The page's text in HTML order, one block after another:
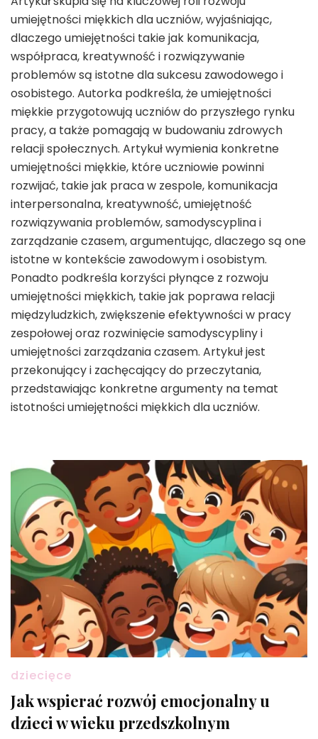
umiejętności miękkich dla uczniów, wyjaśniając,
dlaczego umiejętności takie jak komunikacja,
współpraca, kreatywność i rozwiązywanie
problemów są istotne dla sukcesu zawodowego i
osobistego. Autorka podkreśla, że umiejętności
miękkie przygotowują uczniów do przyszłego rynku
pracy, a także pomagają w budowaniu zdrowych
relacji społecznych. Artykuł wymienia konkretne
umiejętności miękkie, które uczniowie powinni
rozwijać, takie jak praca w zespole, komunikacja
interpersonalna, kreatywność, umiejętność
rozwiązywania problemów, samodyscyplina i
zarządzanie czasem, argumentując, dlaczego są one
istotne w kontekście zawodowym i osobistym.
Ponadto podkreśla korzyści płynące z rozwoju
umiejętności miękkich, takie jak poprawa relacji
międzyludzkich, zwiększenie efektywności w pracy
zespołowej oraz rozwinięcie samodyscypliny i
umiejętności zarządzania czasem. Artykuł jest
przekonujący i zachęcający do przeczytania,
przedstawiając konkretne argumenty na temat
istotności umiejętności miękkich dla uczniów.
dziecięce
Jak wspierać rozwój emocjonalny u
dzieci w wieku przedszkolnym